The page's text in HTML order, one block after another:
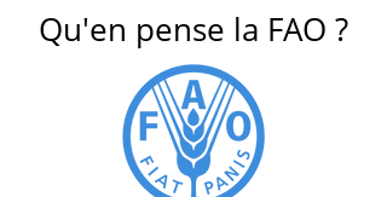
Qu'en pense la FAO ?